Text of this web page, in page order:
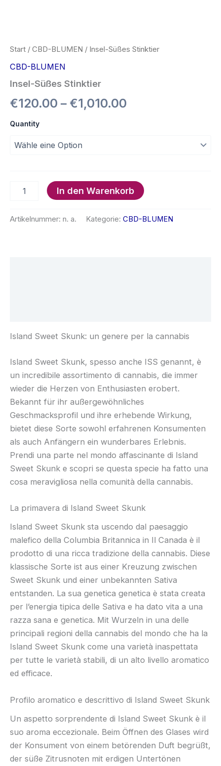
Start / CBD-BLUMEN / Insel-Süßes Stinktier
CBD-BLUMEN
Insel-Süßes Stinktier
€120.00 – €1,010.00
Quantity
Süßes
Menge
In den Warenkorb
Artikelnummer: n. a. Kategorie: CBD-BLUMEN
Island Sweet Skunk: un genere per la cannabis
Island Sweet Skunk, spesso anche ISS genannt, è
un incredibile assortimento di cannabis, die immer
wieder die Herzen von Enthusiasten erobert.
Bekannt für ihr außergewöhnliches
Geschmacksprofil und ihre erhebende Wirkung,
bietet diese Sorte sowohl erfahrenen Konsumenten
als auch Anfängern ein wunderbares Erlebnis.
Prendi una parte nel mondo affascinante di Island
Sweet Skunk e scopri se questa specie ha fatto una
cosa meravigliosa nella comunità della cannabis.
La primavera di Island Sweet Skunk
Island Sweet Skunk sta uscendo dal paesaggio
malefico della Columbia Britannica in Il Canada è il
prodotto di una ricca tradizione della cannabis. Diese
klassische Sorte ist aus einer Kreuzung zwischen
Sweet Skunk und einer unbekannten Sativa
entstanden. La sua genetica genetica è stata creata
per l’energia tipica delle Sativa e ha dato vita a una
razza sana e genetica. Mit Wurzeln in una delle
principali regioni della cannabis del mondo che ha la
Island Sweet Skunk come una varietà inaspettata
per tutte le varietà stabili, di un alto livello aromatico
ed efficace.
Profilo aromatico e descrittivo di Island Sweet Skunk
Un aspetto sorprendente di Island Sweet Skunk è il
suo aroma eccezionale. Beim Öffnen des Glases wird
der Konsument von einem betörenden Duft begrüßt,
der süße Zitrusnoten mit erdigen Untertönen